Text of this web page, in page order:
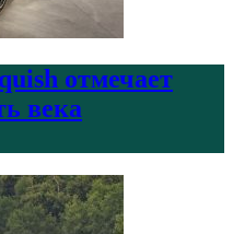
отмечает
века